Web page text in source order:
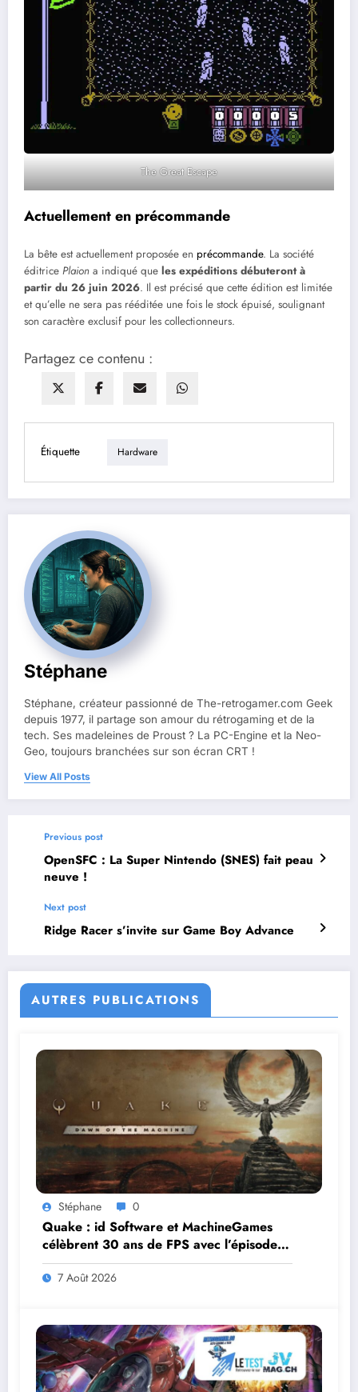
The Great Escape
Actuellement en précommande
La bête est actuellement proposée en précommande. La société
éditrice Plaion a indiqué que les expéditions débuteront à
partir du 26 juin 2026. Il est précisé que cette édition est limitée
et qu’elle ne sera pas rééditée une fois le stock épuisé, soulignant
son caractère exclusif pour les collectionneurs.
Partagez ce contenu :
Étiquette Hardware
Stéphane
Stéphane, créateur passionné de The-retrogamer.com Geek
depuis 1977, il partage son amour du rétrogaming et de la
tech. Ses madeleines de Proust ? La PC-Engine et la Neo-
Geo, toujours branchées sur son écran CRT !
View All Posts
Previous post
OpenSFC : La Super Nintendo (SNES) fait peau
neuve !
Next post
Ridge Racer s’invite sur Game Boy Advance
AUTRES PUBLICATIONS
Stéphane 0
Quake : id Software et MachineGames
célèbrent 30 ans de FPS avec l’épisode
gratuit Dawn of the Machine
7 Août 2026